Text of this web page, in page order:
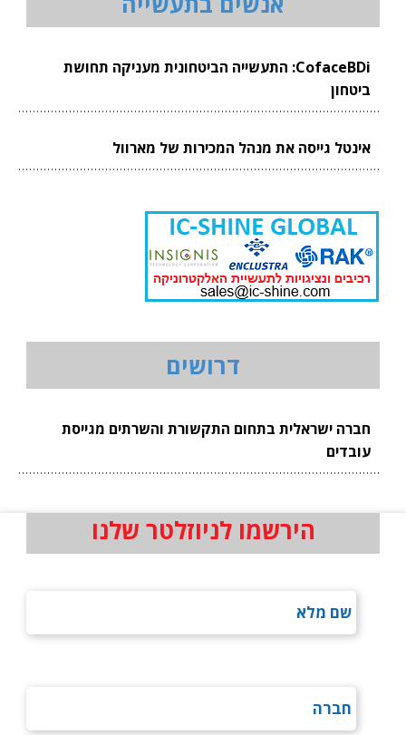
CofaceBDi: התעשייה הביטחונית מעניקה תחושת
ביטחון
אינטל גייסה את מנהל המכירות של מארוול
דרושים
חברה ישראלית בתחום התקשורת והשרתים מגייסת
עובדים
הירשמו לניוזלטר שלנו